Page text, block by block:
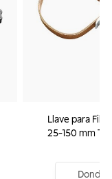
Llave para
25-150 mm
Donde